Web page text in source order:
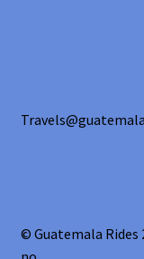
© Guatemala Rides